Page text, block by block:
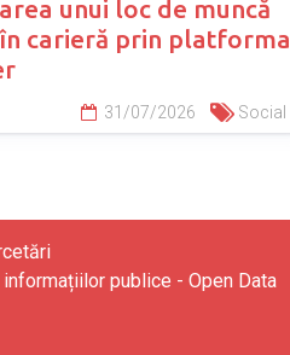
unui loc de muncă
carieră prin platforma
31/07/2026 Social
publice - Open Data